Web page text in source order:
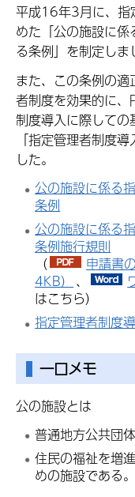
平成16年3月に、指
めた「公の施設に
る条例」を制定しま
また、この条例の
者制度を効果的に
制度導入に際しての
「指定管理者制度
した。
公の施設に係る
条例
公の施設に係る
条例施行規則
（
申請書
4KB） 、
はこちら）
指定管理者制度
一口メモ
公の施設とは
普通地方公共団
住民の福祉を増
めの施設である。